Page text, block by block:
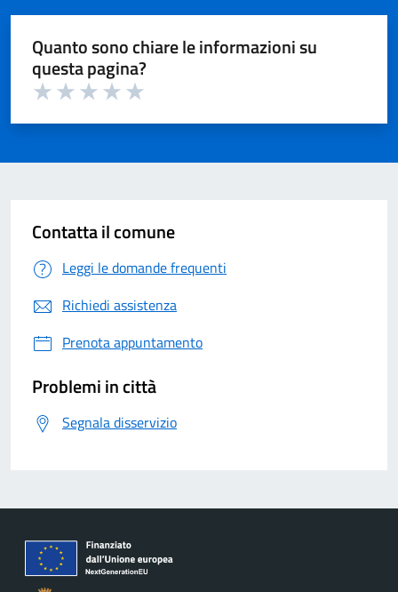
Quanto sono chiare le informazioni su
questa pagina?
Contatta il comune
Leggi le domande frequenti
Richiedi assistenza
Prenota appuntamento
Problemi in città
Segnala disservizio